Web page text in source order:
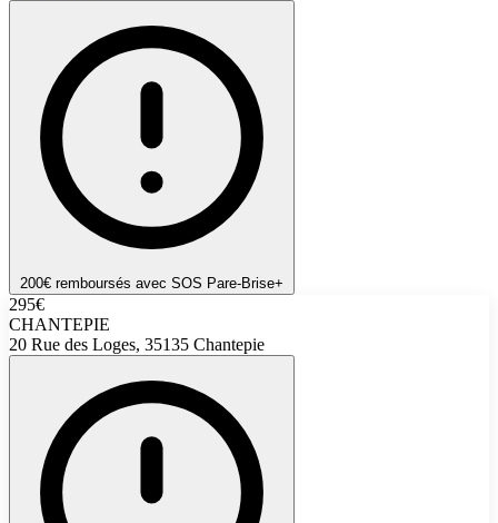
200€ remboursés avec SOS Pare-Brise+
295€
CHANTEPIE
20 Rue des Loges, 35135 Chantepie